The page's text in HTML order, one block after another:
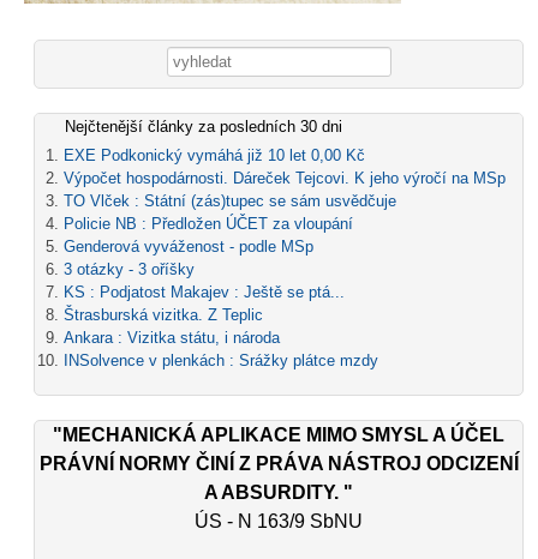
Vyhledávání
Nejčtenější články za posledních 30 dni
EXE Podkonický vymáhá již 10 let 0,00 Kč
Výpočet hospodárnosti. Dáreček Tejcovi. K jeho výročí na MSp
TO Vlček : Státní (zás)tupec se sám usvědčuje
Policie NB : Předložen ÚČET za vloupání
Genderová vyváženost - podle MSp
3 otázky - 3 oříšky
KS : Podjatost Makajev : Ještě se ptá...
Štrasburská vizitka. Z Teplic
Ankara : Vizitka státu, i národa
INSolvence v plenkách : Srážky plátce mzdy
"MECHANICKÁ APLIKACE MIMO SMYSL A ÚČEL
PRÁVNÍ NORMY ČINÍ Z PRÁVA NÁSTROJ ODCIZENÍ
A ABSURDITY. "
ÚS - N 163/9 SbNU